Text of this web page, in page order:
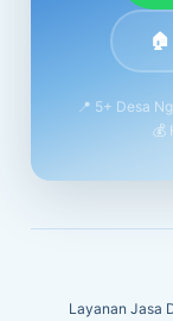
📍 5+ Desa
💰
Layanan Jasa